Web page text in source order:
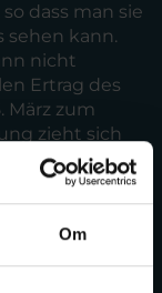
Om
dass man sie
sehen kann.
nicht
Ertrag des
März zum
zieht sich
bleibt übrig.
nutzen und
in zwei
am 1. Juni.